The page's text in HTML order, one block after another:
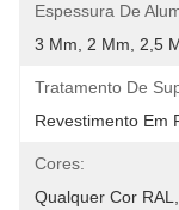
Espessura De
3 Mm, 2 Mm, 2,5
Tratamento De
Revestimento Em
Cores:
Qualquer Cor